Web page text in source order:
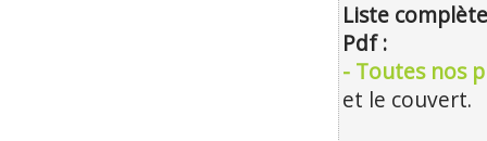
Liste
Pdf :
- Toutes nos
et le couvert.